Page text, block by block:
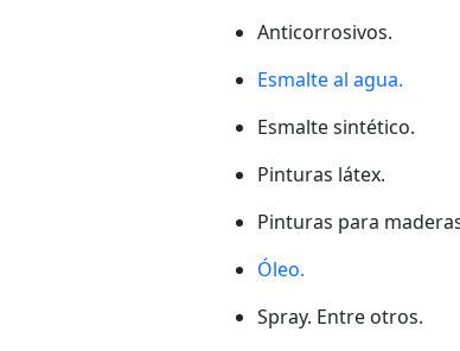
Anticorrosivos.
Esmalte al agua.
Esmalte sintético.
Pinturas látex.
Pinturas para
Óleo.
Spray. Entre otros.